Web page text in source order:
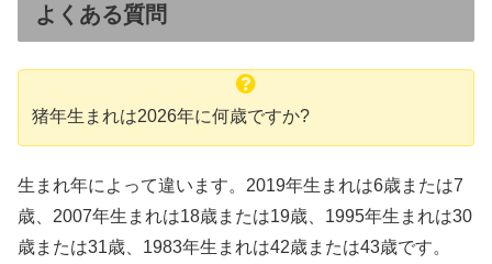
よくある質問
猪年生まれは2026年に何歳ですか?
生まれ年によって違います。2019年生まれは6歳または7
歳、2007年生まれは18歳または19歳、1995年生まれは30
歳または31歳、1983年生まれは42歳または43歳です。